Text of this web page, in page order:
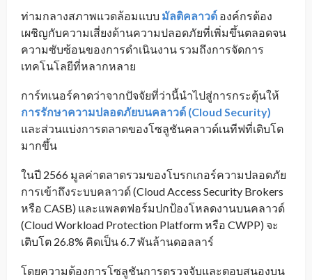
ท่ามกลางสภาพแวดล้อมแบบ มัลติคลาวด์ องค์กรต้อง
เผชิญกับความเสี่ยงด้านความปลอดภัยที่เพิ่มขึ้นตลอดจน
ความซับซ้อนของการดำเนินงาน รวมถึงการจัดการ
เทคโนโลยีที่หลากหลาย
การ์ทเนอร์คาดว่าจากปัจจัยที่ว่านี้นำไปสู่การกระตุ้นให้
การรักษาความปลอดภัยบนคลาวด์ (Cloud Security)
และส่วนแบ่งการตลาดของโซลูชันคลาวด์เนทีฟที่เติบโต
มากขึ้น
ในปี 2566 มูลค่าตลาดรวมของโบรกเกอร์ความปลอดภัย
การเข้าถึงระบบคลาวด์ (Cloud Access Security Brokers
หรือ CASB) และแพลตฟอร์มปกป้องโหลดงานบนคลาวด์
(Cloud Workload Protection Platform หรือ CWPP) จะ
เติบโต 26.8% คิดเป็น 6.7 พันล้านดอลลาร์
โดยความต้องการโซลูชันการตรวจจับและตอบสนองบน